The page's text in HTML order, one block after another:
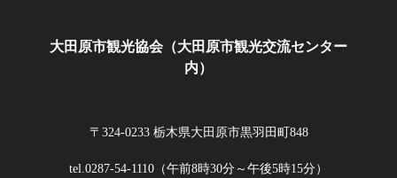
大田原市観光協会（大田原市観光交流センター
内）
〒324-0233 栃木県大田原市黒羽田町848
tel.0287-54-1110（午前8時30分～午後5時15分）